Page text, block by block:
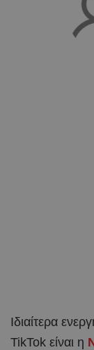
Ιδιαίτερα
TikTok είναι η